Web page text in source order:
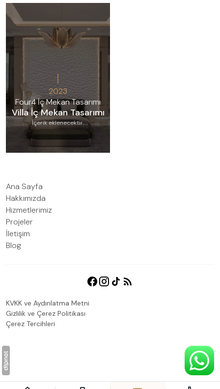
2023
Four4 İç Mekan Tasarımı
Villa İç Mekan Tasarımı
İçerik eklenecektir.
Ana Sayfa
Hakkımızda
Hizmetlerimiz
Projeler
İletişim
Blog
KVKK ve Aydınlatma Metni
Gizlilik ve Çerez Politikası
Çerez Tercihleri